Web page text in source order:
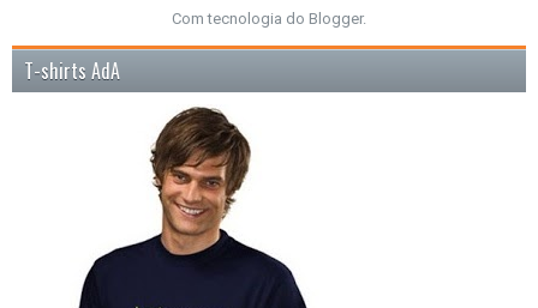
Com tecnologia do Blogger.
T-shirts AdA